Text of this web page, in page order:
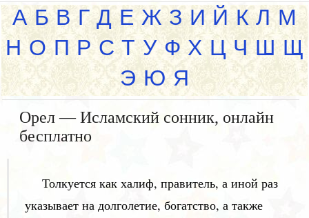
А Б В Г Д Е Ж З И Й К Л М
Н О П Р С Т У Ф Х Ц Ч Ш Щ
Э Ю Я
Орел — Исламский сонник, онлайн
бесплатно
Толкуется как халиф, правитель, а иной раз
указывает на долголетие, богатство, а также